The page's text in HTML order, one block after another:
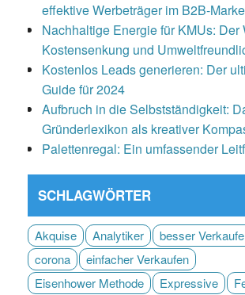
effektive Werbeträger im B2B-
Nachhaltige Energie für KMUs: Der
Kostensenkung und
Kostenlos Leads generieren: Der
Guide für 2024
Aufbruch in die Selbstständigkeit:
Gründerlexikon als kreativer
Palettenregal: Ein umfassender
SCHLAGWÖRTER
Akquise Analytiker
besser
corona
einfacher Verkaufen
Eisenhower Methode
Expressive